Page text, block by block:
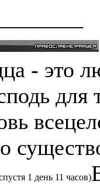
- это
для
1 день 11 часов)